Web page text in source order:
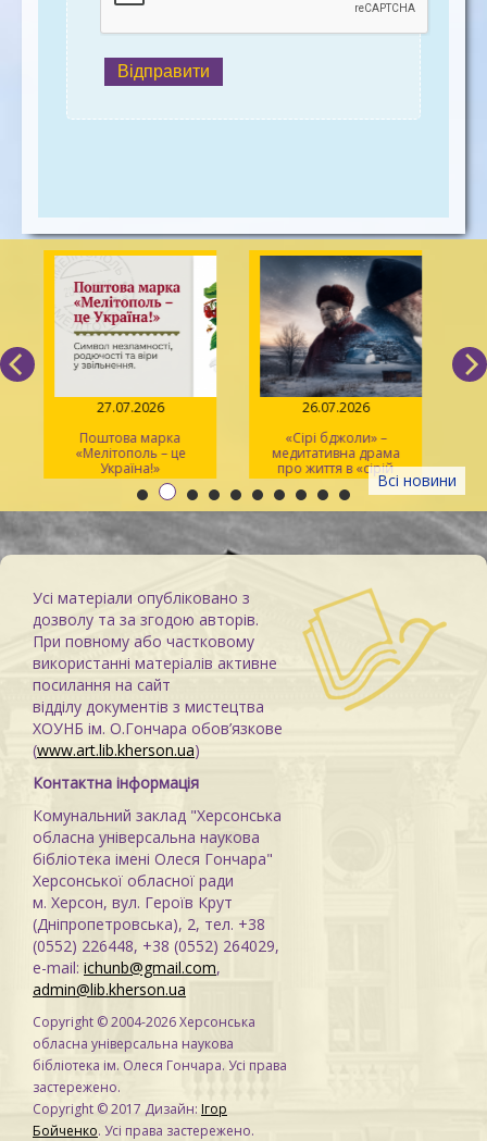
Відправити
Всі новини
27.07.2026
Поштова марка
«Мелітополь – це
Україна!»
26.07.2026
«Сірі бджоли» –
медитативна драма
про життя в «сірій
зоні»
Усі матеріали опубліковано з
дозволу та за згодою авторів.
При повному або частковому
використанні матеріалів активне
посилання на сайт
відділу документів з мистецтва
ХОУНБ ім. О.Гончара обов’язкове
(www.art.lib.kherson.ua)
Контактна інформація
Комунальний заклад "Херсонська
обласна універсальна наукова
бібліотека імені Олеся Гончара"
Херсонської обласної ради
м. Херсон, вул. Героїв Крут
(Дніпропетровська), 2, тел. +38
(0552) 226448, +38 (0552) 264029,
e-mail: ichunb@gmail.com,
admin@lib.kherson.ua
Copyright © 2004-2026 Херсонська
обласна універсальна наукова
бібліотека ім. Олеся Гончара. Усі права
застережено.
Copyright © 2017 Дизайн: Ігор
Бойченко. Усі права застережено.